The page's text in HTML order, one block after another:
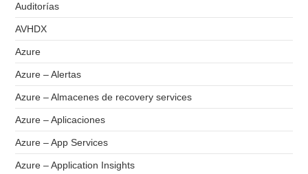
Auditorías
AVHDX
Azure
Azure – Alertas
Azure – Almacenes de recovery services
Azure – Aplicaciones
Azure – App Services
Azure – Application Insights